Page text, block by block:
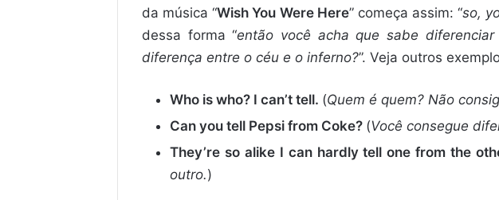
da música “Wish You Were Here” começa assim: “so,
dessa forma “então você acha que sabe
diferença entre o céu e o inferno?”. Veja outros
Who is who? I can’t tell. (Quem é quem? Não
Can you tell Pepsi from Coke? (Você consegue
They’re so alike I can hardly tell one from the
outro.)